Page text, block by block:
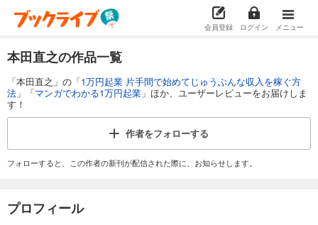
会員登録 ログイン メニュー
本田直之の作品一覧
「本田直之」の「1万円起業 片手間で始めてじゅうぶんな収入を稼ぐ方
法 」「マンガでわかる1万円起業 」ほか、ユーザーレビューをお届けしま
す！
作者をフォローする
フォローすると、この作者の新刊が配信された際に、お知らせします。
プロフィール